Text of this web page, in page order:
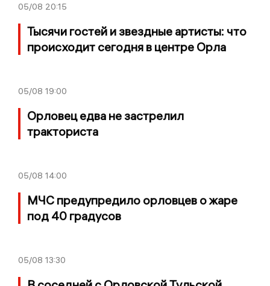
05/08 20:15
Тысячи гостей и звездные артисты: что
происходит сегодня в центре Орла
05/08 19:00
Орловец едва не застрелил
тракториста
05/08 14:00
МЧС предупредило орловцев о жаре
под 40 градусов
05/08 13:30